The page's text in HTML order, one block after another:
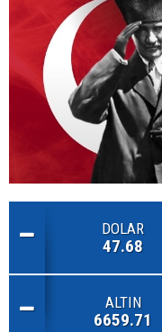
DOLAR
47.68
ALTIN
6659.71